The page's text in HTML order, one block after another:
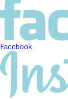
Facebook